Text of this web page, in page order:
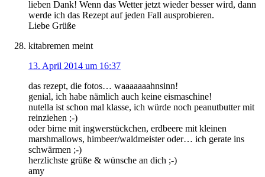
lieben Dank! Wenn das Wetter jetzt wieder besser wird, dann
werde ich das Rezept auf jeden Fall ausprobieren.
Liebe Grüße
kitabremen meint
13. April 2014 um 16:37
das rezept, die fotos… waaaaaaahnsinn!
genial, ich habe nämlich auch keine eismaschine!
nutella ist schon mal klasse, ich würde noch peanutbutter mit
reinziehen ;-)
oder birne mit ingwerstückchen, erdbeere mit kleinen
marshmallows, himbeer/waldmeister oder… ich gerate ins
schwärmen ;-)
herzlichste grüße & wünsche an dich ;-)
amy